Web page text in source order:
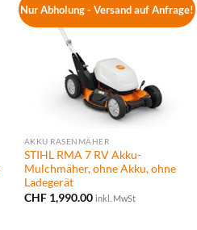
Nur Abholung - Versand auf Anfrage!
AKKU RASENMÄHER
STIHL RMA 7 RV Akku-
Mulchmäher, ohne Akku, ohne
Ladegerät
CHF1,990.00 inkl. MwSt